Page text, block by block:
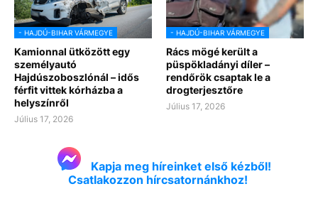
- HAJDÚ-BIHAR VÁRMEGYE
Kamionnal ütközött egy
személyautó
Hajdúszoboszlónál – idős
férfit vittek kórházba a
helyszínről
Július 17, 2026
- HAJDÚ-BIHAR VÁRMEGYE
Rács mögé került a
püspökladányi díler –
rendőrök csaptak le a
drogterjesztőre
Július 17, 2026
Kapja meg híreinket első kézből!
Csatlakozzon hírcsatornánkhoz!